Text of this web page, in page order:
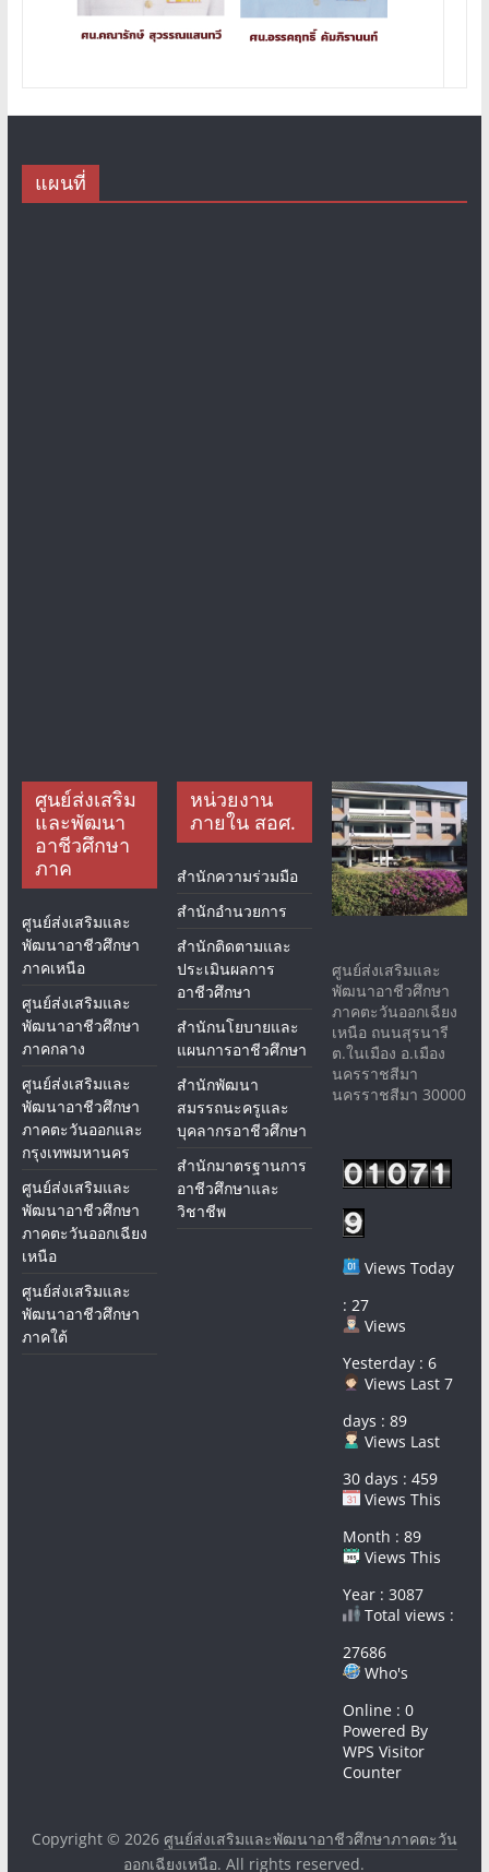
แผนที่
ศูนย์ส่งเสริม
และพัฒนา
อาชีวศึกษา
ภาค
ศูนย์ส่งเสริมและ
พัฒนาอาชีวศึกษา
ภาคเหนือ
ศูนย์ส่งเสริมและ
พัฒนาอาชีวศึกษา
ภาคกลาง
ศูนย์ส่งเสริมและ
พัฒนาอาชีวศึกษา
ภาคตะวันออกและ
กรุงเทพมหานคร
ศูนย์ส่งเสริมและ
พัฒนาอาชีวศึกษา
ภาคตะวันออกเฉียง
เหนือ
ศูนย์ส่งเสริมและ
พัฒนาอาชีวศึกษา
ภาคใต้
หน่วยงาน
ภายใน สอศ.
สำนักความร่วมมือ
สำนักอำนวยการ
สำนักติดตามและ
ประเมินผลการ
อาชีวศึกษา
สำนักนโยบายและ
แผนการอาชีวศึกษา
สำนักพัฒนา
สมรรถนะครูและ
บุคลากรอาชีวศึกษา
สำนักมาตรฐานการ
อาชีวศึกษาและ
วิชาชีพ
ศูนย์ส่งเสริมและ
พัฒนาอาชีวศึกษา
ภาคตะวันออกเฉียง
เหนือ ถนนสุรนารี
ต.ในเมือง อ.เมือง
นครราชสีมา
นครราชสีมา 30000
Views Today
: 27
Views
Yesterday : 6
Views Last 7
days : 89
Views Last
30 days : 459
Views This
Month : 89
Views This
Year : 3087
Total views :
27686
Who's
Online : 0
Powered By
WPS Visitor
Counter
Copyright © 2026 ศูนย์ส่งเสริมและพัฒนาอาชีวศึกษาภาคตะวัน
ออกเฉียงเหนือ. All rights reserved.